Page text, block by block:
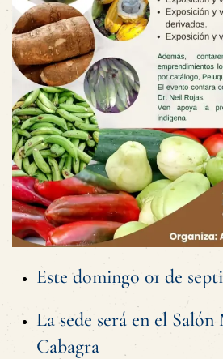
Este domingo 01 de
La sede será en el
Cabagra